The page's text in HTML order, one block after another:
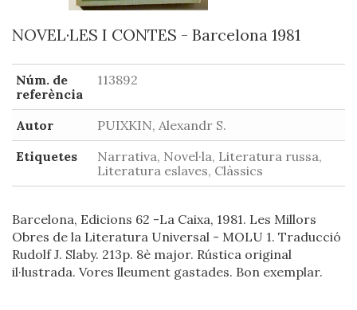
NOVEL·LES I CONTES - Barcelona 1981
Núm. de
referència
113892
Autor
PUIXKIN, Alexandr S.
Etiquetes
Narrativa, Novel·la, Literatura russa,
Literatura eslaves, Clàssics
Barcelona, Edicions 62 -La Caixa, 1981. Les Millors
Obres de la Literatura Universal - MOLU 1. Traducció
Rudolf J. Slaby. 213p. 8è major. Rústica original
il·lustrada. Vores lleument gastades. Bon exemplar.